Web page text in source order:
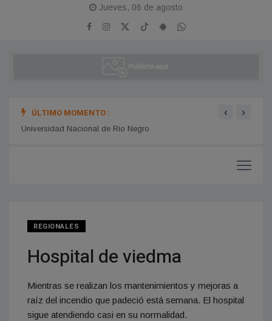
Jueves, 06 de agosto
ÚLTIMO MOMENTO :
Universidad Nacional de Rio Negro
‹ ›
REGIONALES
Hospital de viedma
Mientras se realizan los mantenimientos y mejoras a
raíz del incendio que padeció está semana. El hospital
sigue atendiendo casi en su normalidad.